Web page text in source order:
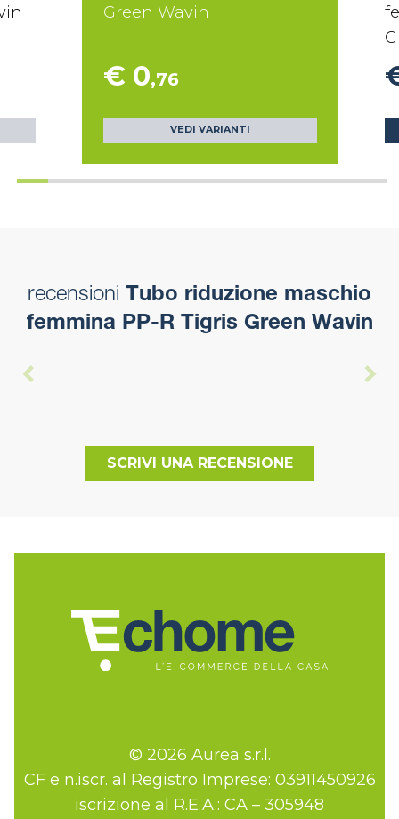
Green Wavin
€ 0,76
VEDI VARIANTI
recensioni Tubo riduzione maschio
femmina PP-R Tigris Green Wavin
SCRIVI UNA RECENSIONE
© 2026 Aurea s.r.l.
CF e n.iscr. al Registro Imprese: 03911450926
iscrizione al R.E.A.: CA – 305948